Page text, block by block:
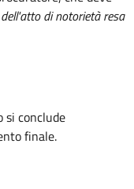
di notorietà resa
si conclude
finale.